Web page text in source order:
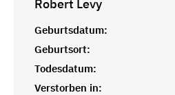
Robert Levy
Geburtsdatum:
Geburtsort:
Todesdatum:
Verstorben in: